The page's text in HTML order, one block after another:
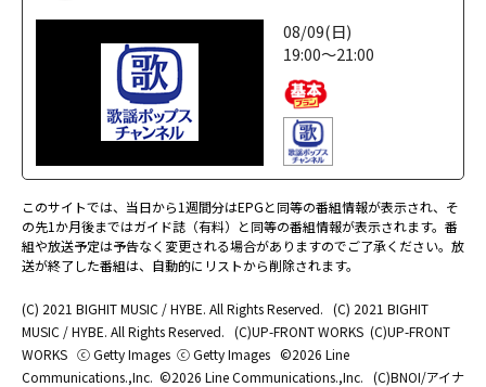
08/09(日)
19:00～21:00
このサイトでは、当日から1週間分はEPGと同等の番組情報が表示され、そ
の先1か月後まではガイド誌（有料）と同等の番組情報が表示されます。番
組や放送予定は予告なく変更される場合がありますのでご了承ください。放
送が終了した番組は、自動的にリストから削除されます。
(C) 2021 BIGHIT MUSIC / HYBE. All Rights Reserved. (C) 2021 BIGHIT
MUSIC / HYBE. All Rights Reserved. (C)UP-FRONT WORKS (C)UP-FRONT
WORKS ⓒ Getty Images ⓒ Getty Images ©2026 Line
Communications.,Inc. ©2026 Line Communications.,Inc. (C)BNOI/アイナ